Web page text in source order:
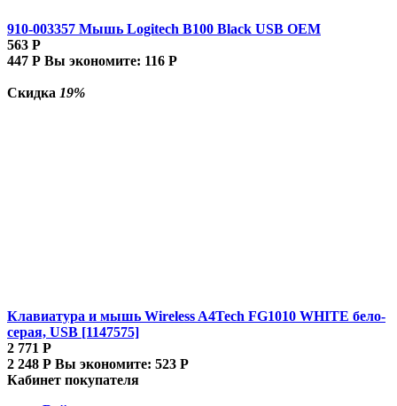
910-003357 Мышь Logitech B100 Black USB OEM
563 Р
447 Р Вы экономите: 116 Р
Скидка 19%
Клавиатура и мышь Wireless A4Tech FG1010 WHITE бело-
серая, USB [1147575]
2 771 Р
2 248 Р Вы экономите: 523 Р
Кабинет покупателя